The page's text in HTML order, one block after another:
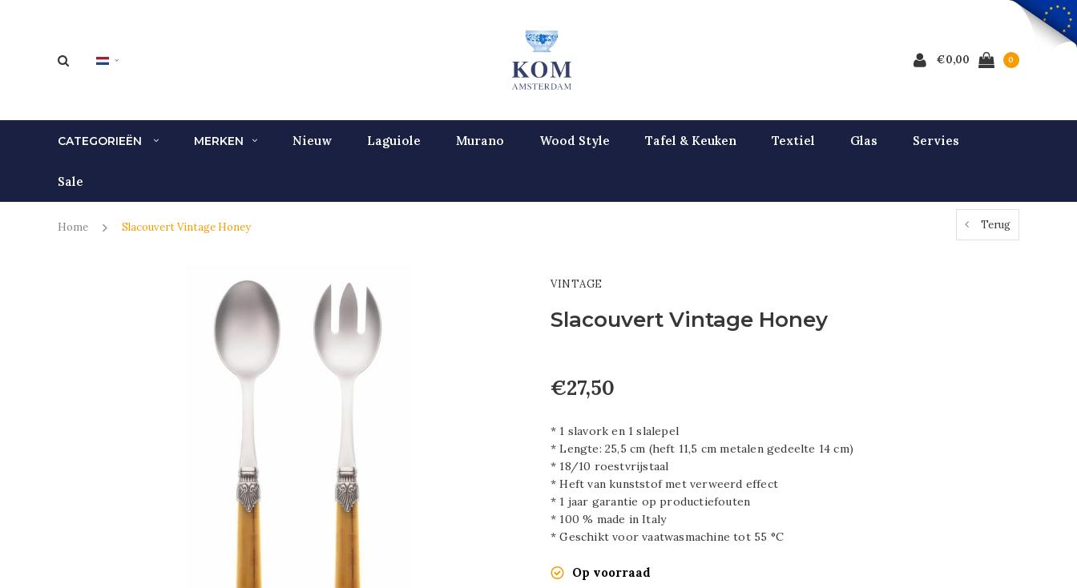
€0,00 0
CATEGORIEËN MERKEN Nieuw Laguiole Murano Wood Style Tafel & Keuken Textiel Glas Servies
Sale
Home Slacouvert Vintage Honey Terug
VINTAGE
Slacouvert Vintage Honey
€27,50
* 1 slavork en 1 slalepel
* Lengte: 25,5 cm (heft 11,5 cm metalen gedeelte 14 cm)
* 18/10 roestvrijstaal
* Heft van kunststof met verweerd effect
* 1 jaar garantie op productiefouten
* 100 % made in Italy
* Geschikt voor vaatwasmachine tot 55 °C
Op voorraad